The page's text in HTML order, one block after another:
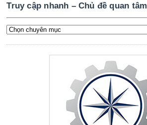
Truy cập nhanh – Chủ đề quan tâm